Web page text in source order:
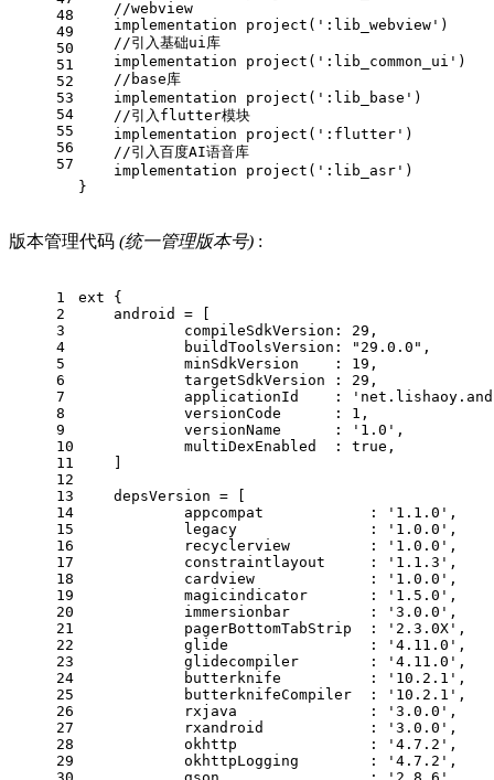
48
49
50
51
52
53
54
55
56
57
    //webview
    implementation project(
':lib_webview' )
    //引入基础ui库
    implementation project(
':lib_common_ui' )
    //base库
    implementation project(
':lib_base' )
    //引入flutter模块
    implementation project(
':flutter' )
    //引入百度AI语音库
    implementation project(
':lib_asr' )
}
版本管理代码 (统一管理版本号) :
1
2
3
4
5
6
7
8
9
10
11
12
13
14
15
16
17
18
19
20
21
22
23
24
25
26
27
28
29
ext {
    android = [
            compileSdkVersion: 29,
            buildToolsVersion:
"29.0.0" ,
            minSdkVersion    : 19,
            targetSdkVersion : 29,
            applicationId    :
            versionCode      : 1,
            versionName      :
'1.0' ,
            multiDexEnabled  :
true ,
    depsVersion = [
            appcompat            :
'1.1.0' ,
            legacy               :
'1.0.0' ,
            recyclerview         :
'1.0.0' ,
            constraintlayout     :
'1.1.3' ,
            cardview             :
'1.0.0' ,
            magicindicator       :
'1.5.0' ,
            immersionbar         :
'3.0.0' ,
            pagerBottomTabStrip  :
'2.3.0X' ,
            glide                :
'4.11.0' ,
            glidecompiler        :
'4.11.0' ,
            butterknife          :
'10.2.1' ,
            butterknifeCompiler  :
'10.2.1' ,
            rxjava               :
'3.0.0' ,
            rxandroid            :
'3.0.0' ,
            okhttp               :
'4.7.2' ,
            okhttpLogging        :
'4.7.2' ,